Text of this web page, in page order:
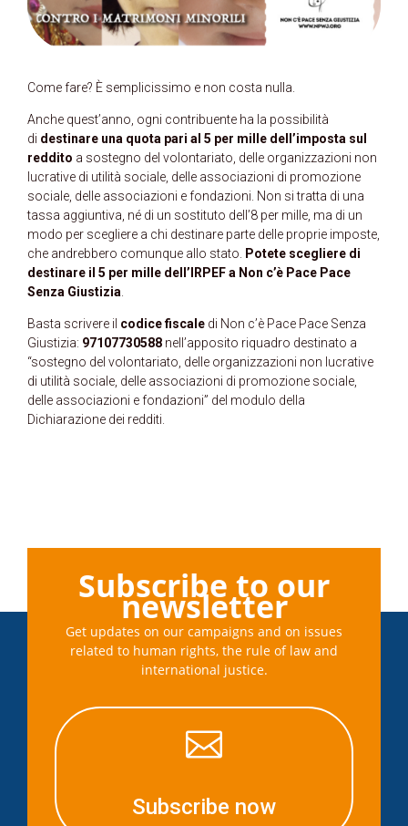
Come fare? È semplicissimo e non costa nulla.
Anche quest’anno, ogni contribuente ha la possibilità
di destinare una quota pari al 5 per mille dell’imposta sul
reddito a sostegno del volontariato, delle organizzazioni non
lucrative di utilità sociale, delle associazioni di promozione
sociale, delle associazioni e fondazioni. Non si tratta di una
tassa aggiuntiva, né di un sostituto dell’8 per mille, ma di un
modo per scegliere a chi destinare parte delle proprie imposte,
che andrebbero comunque allo stato.
Potete scegliere di
destinare il 5 per mille dell’IRPEF a Non c’è Pace Pace
Senza Giustizia
Basta scrivere il codice fiscale di Non c’è Pace Pace Senza
Giustizia: 97107730588 nell’apposito riquadro destinato a
“sostegno del volontariato, delle organizzazioni non lucrative
di utilità sociale, delle associazioni di promozione sociale,
delle associazioni e fondazioni” del modulo della
Dichiarazione dei redditi.
Subscribe to our
newsletter
Get updates on our campaigns and on issues
related to human rights, the rule of law and
international justice.

Subscribe now